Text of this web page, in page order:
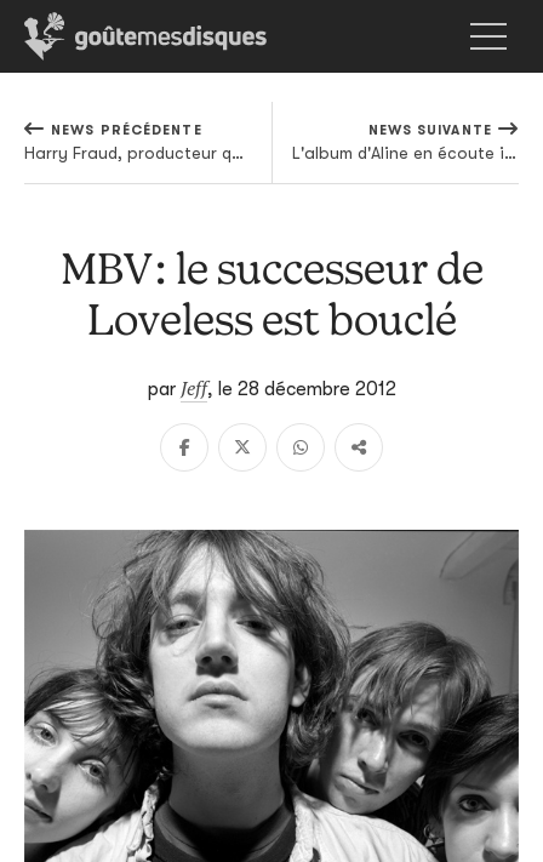
NEWS PRÉCÉDENTE
Harry Fraud, producteur qui sait être dirty
NEWS SUIVANTE
L'album d'Aline en écoute intégrale
MBV: le successeur de
Loveless est bouclé
par Jeff, le 28 décembre 2012